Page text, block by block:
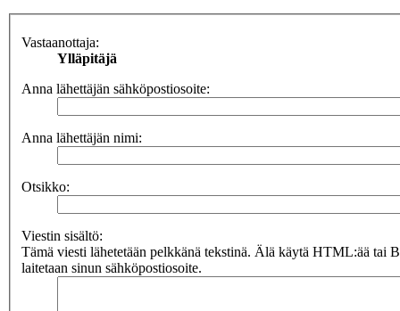
Vastaanottaja:
Ylläpitäjä
Anna lähettäjän sähköpostiosoite:
Anna lähettäjän nimi:
Otsikko:
Viestin sisältö:
Tämä viesti lähetetään pelkkänä tekstinä. Älä käytä HTML:ää tai
laitetaan sinun sähköpostiosoite.